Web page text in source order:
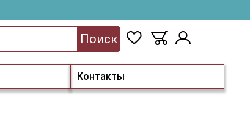
Контакты
Поиск